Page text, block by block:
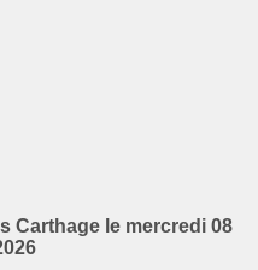
Carthage le mercredi 08